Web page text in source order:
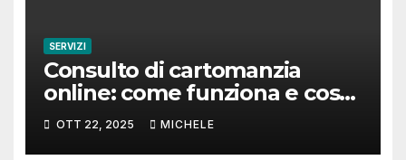
SERVIZI
Consulto di cartomanzia
online: come funziona e cosa
aspettarsi
OTT 22, 2025 MICHELE